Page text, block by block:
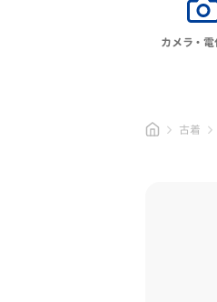
カメラ・
古着